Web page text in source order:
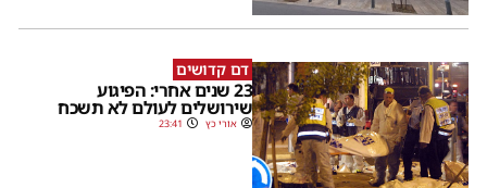
דם קדושים
23 שנים אחרי: הפיגוע
שירושלים לעולם לא תשכח
אורי כץ 23:41